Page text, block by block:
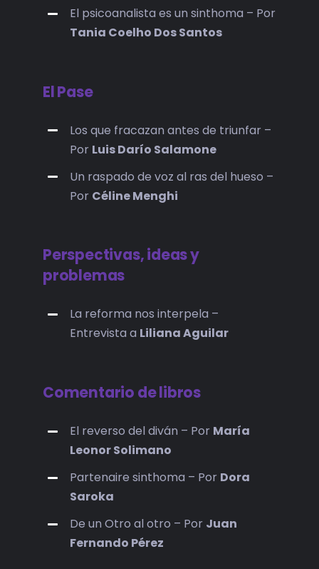
El psicoanalista es un sinthoma – Por
Tania Coelho Dos Santos
El Pase
Los que fracazan antes de triunfar –
Por Luis Darío Salamone
Un raspado de voz al ras del hueso –
Por Céline Menghi
Perspectivas, ideas y
problemas
La reforma nos interpela –
Entrevista a Liliana Aguilar
Comentario de libros
El reverso del diván – Por María
Leonor Solimano
Partenaire sinthoma – Por Dora
Saroka
De un Otro al otro – Por Juan
Fernando Pérez